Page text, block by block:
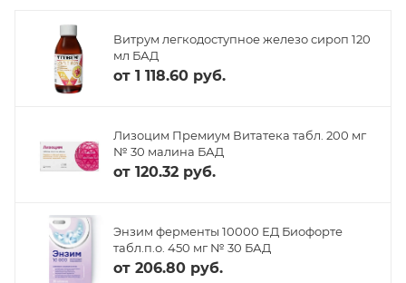
Витрум легкодоступное железо сироп 120
мл БАД
от 1 118.60 руб.
Лизоцим Премиум Витатека табл. 200 мг
№ 30 малина БАД
от 120.32 руб.
Энзим ферменты 10000 ЕД Биофорте
табл.п.о. 450 мг № 30 БАД
от 206.80 руб.